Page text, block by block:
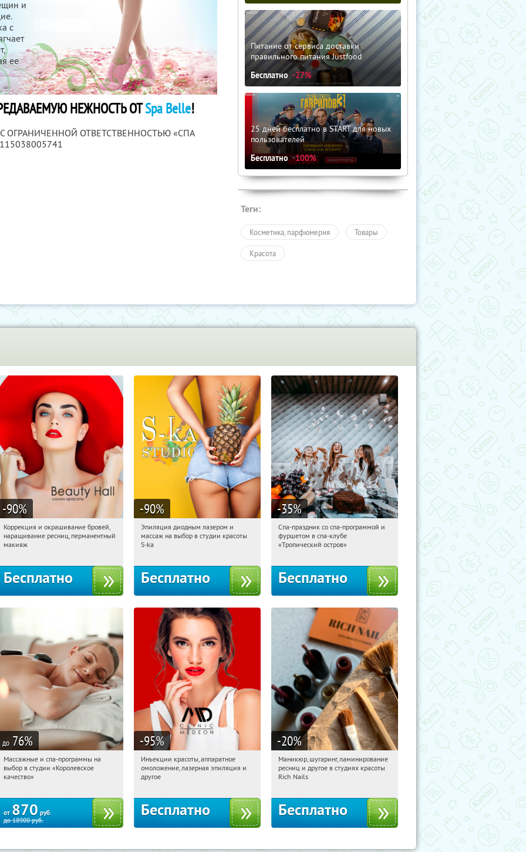
и
с
ее
НЕЖНОСТЬ ОТSpa Belle!
С ОГРАНИЧЕННОЙ ОТВЕТСТВЕННОСТЬЮ «СПА
Питание от сервиса доставки
правильного питания Justfood
Бесплатно -27%
25 дней бесплатно в START для новых
пользователей
Бесплатно -100%
Теги:
Косметика, парфюмерия Товары
Красота
-90%
15:30:59 Получили:
Нахимовский проспект
Коррекция и окрашивание бровей,
наращивание ресниц, перманентный
макияж
Бесплатно
-90%
15:30:59 Получили:
Таганская
Эпиляция диодным лазером и
массаж на выбор в студии красоты
S-ka
Бесплатно
-35%
15:30:59 Получили:
Улица 1905 года
Спа-праздник со спа-программой и
фуршетом в спа-клубе
«Тропический остров»
Бесплатно
до 76%
15:30:59 Купили:
Третьяковская
Массажные и спа-программы на
выбор в студии «Королевское
качество»
от 870 руб.
до18900руб.
-95%
15:30:59 Получили:
Таганская
Инъекции красоты, аппаратное
омоложение, лазерная эпиляция и
другое
Бесплатно
-20%
15:30:59 Получили:194
Юго-Западная
Маникюр, шугаринг, ламинирование
ресниц и другое в студиях красоты
Rich Nails
Бесплатно